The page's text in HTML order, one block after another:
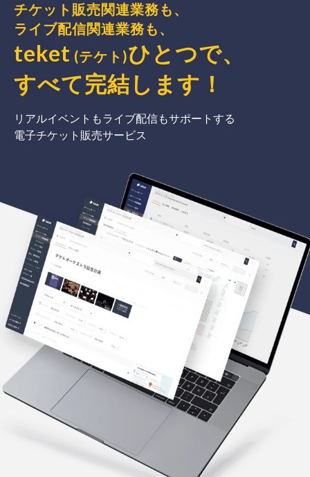
チケット販売関連業務も、
ライブ配信関連業務も、
teket (テケト)ひとつで、
すべて完結 します ！
リアルイベントもライブ配信もサポートする
電子チケット販売サービス